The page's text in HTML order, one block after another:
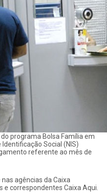
programa Bolsa Família em
Social (NIS)
referente ao mês de
agências da Caixa
e correspondentes Caixa Aqui.